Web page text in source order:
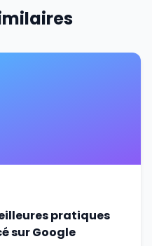
pratiques
sur Google